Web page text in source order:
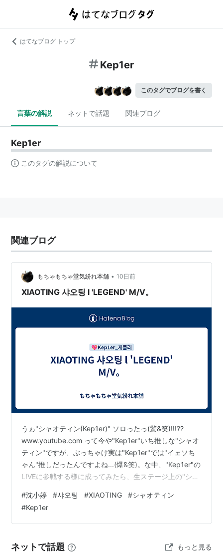
はてなブログ トップ
Kep1er
このタグでブログを書く
言葉の解説 ネットで話題 関連ブログ
Kep1er
このタグの解説について
関連ブログ
もちゃもちゃ堂気紛れ本舗 • 10日前
XIAOTING 샤오팅 l 'LEGEND' M/V。
うゎ"シャオティン(Kep1er)" ソロったっ(驚&笑)!!!??
www.youtube.com って今や"Kep1er"いち推しな"シャオ
ティン"ですが、ぶっちゃけ実は"Kep1er"では"イェソち
ゃん"推しだったんですよね...(爆&笑)。な中、"Kep1er"の
LIVEに参戦する様に成ってみたら、生ステージ上の"シャ
"Kep1er"の推しの双璧に成ってたんです(悦&笑)💖💖 てか
私、"QUEENDOM2"の時点でゎ まだ"シャオティン"のコ
ト "そんなでもなかった"とか今と成っては信じられない
#沈小婷 #샤오팅 #XIAOTING #シャオティン
#Kep1er
ネットで話題 もっと見る